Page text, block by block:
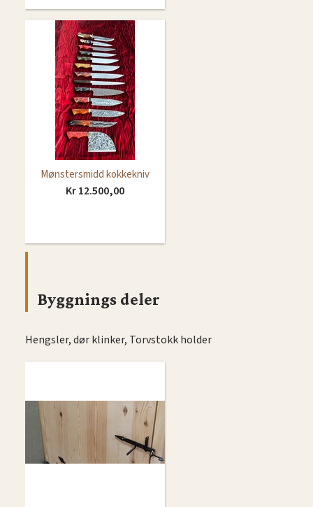
Mønstersmidd kokkekniv
Kr 12.500,00
Byggnings deler
Hengsler, dør klinker, Torvstokk holder